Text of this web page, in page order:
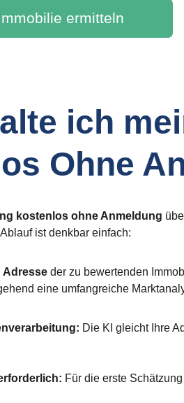
ermitteln
ich
Ohne
kostenlos ohne Anmeldung
ist denkbar einfach:
Adresse der zu bewertenden
eine umfangreiche
Die KI gleicht Ihre
Für die erste